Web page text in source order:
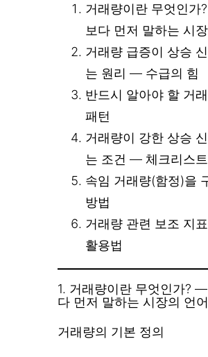
거래량이란 무엇인가
보다 먼저 말하는 시
거래량 급증이 상승
는 원리 — 수급의 힘
반드시 알아야 할 거
패턴
거래량이 강한 상승
는 조건 — 체크리스트
속임 거래량(함정)을
방법
거래량 관련 보조 지
활용법
1. 거래량이란 무엇인가?
다 먼저 말하는 시장의 언어
거래량의 기본 정의